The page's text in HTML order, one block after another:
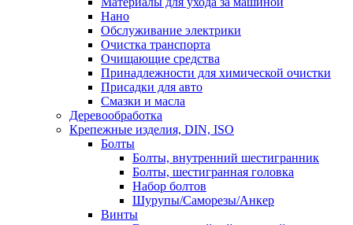
Нано
Обслуживание электрики
Очистка транспорта
Очищающие средства
Принадлежности для химической очистки
Присадки для авто
Смазки и масла
Деревообработка
Крепежные изделия, DIN, ISO
Болты
Болты, внутренний шестигранник
Болты, шестигранная головка
Набор болтов
Шурупы/Саморезы/Анкер
Винты